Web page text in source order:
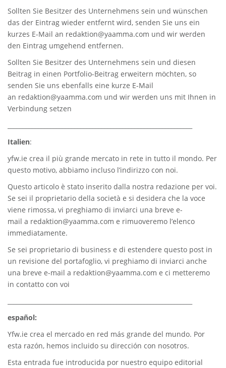
Sollten Sie Besitzer des Unternehmens sein und wünschen
das der Eintrag wieder entfernt wird, senden Sie uns ein
kurzes E-Mail an redaktion@yaamma.com und wir werden
den Eintrag umgehend entfernen.
Sollten Sie Besitzer des Unternehmens sein und diesen
Beitrag in einen Portfolio-Beitrag erweitern möchten, so
senden Sie uns ebenfalls eine kurze E-Mail
an redaktion@yaamma.com und wir werden uns mit Ihnen in
Verbindung setzen
Italien:
yfw.ie crea il più grande mercato in rete in tutto il mondo. Per
questo motivo, abbiamo incluso l’indirizzo con noi.
Questo articolo è stato inserito dalla nostra redazione per voi.
Se sei il proprietario della società e si desidera che la voce
viene rimossa, vi preghiamo di inviarci una breve e-
mail a redaktion@yaamma.com e rimuoveremo l’elenco
immediatamente.
Se sei proprietario di business e di estendere questo post in
un revisione del portafoglio, vi preghiamo di inviarci anche
una breve e-mail a redaktion@yaamma.com e ci metteremo
in contatto con voi
español:
Yfw.ie crea el mercado en red más grande del mundo. Por
esta razón, hemos incluido su dirección con nosotros.
Esta entrada fue introducida por nuestro equipo editorial